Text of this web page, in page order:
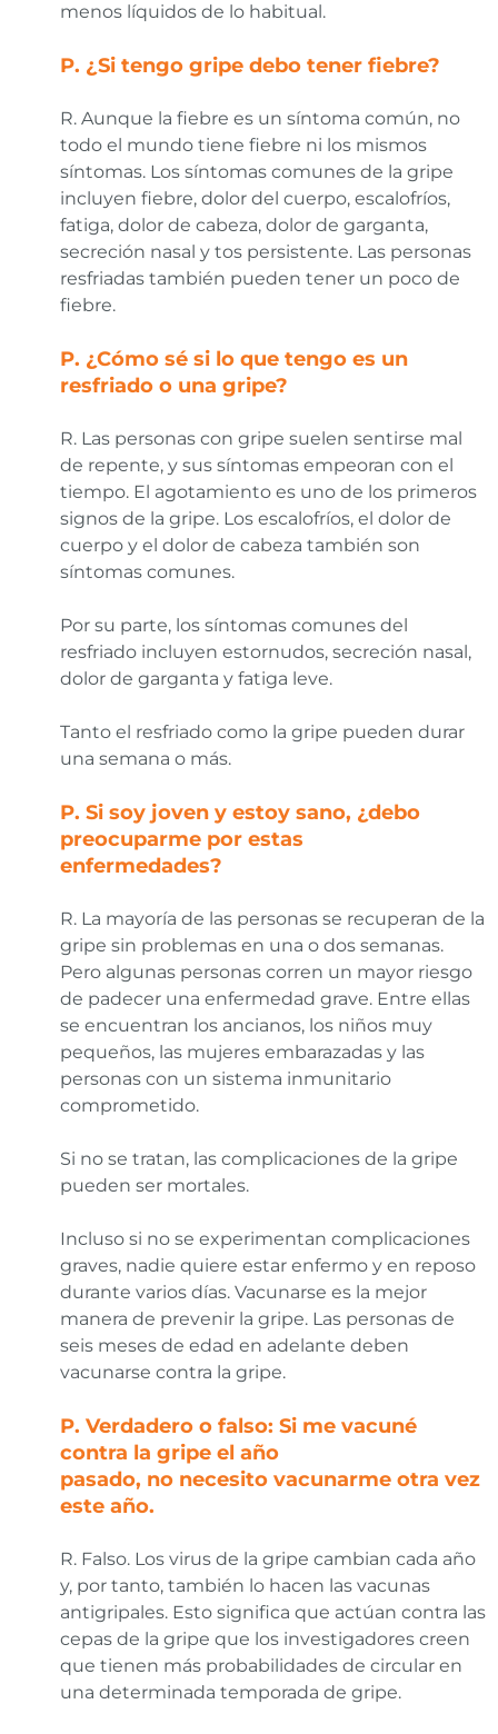
menos líquidos de lo habitual.
P. ¿Si tengo gripe debo tener fiebre?
R. Aunque la fiebre es un síntoma común, no
todo el mundo tiene fiebre ni los mismos
síntomas. Los síntomas comunes de la gripe
incluyen fiebre, dolor del cuerpo, escalofríos,
fatiga, dolor de cabeza, dolor de garganta,
secreción nasal y tos persistente. Las personas
resfriadas también pueden tener un poco de
fiebre.
P. ¿Cómo sé si lo que tengo es un
resfriado o una gripe?
R. Las personas con gripe suelen sentirse mal
de repente, y sus síntomas empeoran con el
tiempo. El agotamiento es uno de los primeros
signos de la gripe. Los escalofríos, el dolor de
cuerpo y el dolor de cabeza también son
síntomas comunes.
Por su parte, los síntomas comunes del
resfriado incluyen estornudos, secreción nasal,
dolor de garganta y fatiga leve.
Tanto el resfriado como la gripe pueden durar
una semana o más.
P. Si soy joven y estoy sano, ¿debo
preocuparme por estas
enfermedades?
R. La mayoría de las personas se recuperan de la
gripe sin problemas en una o dos semanas.
Pero algunas personas corren un mayor riesgo
de padecer una enfermedad grave. Entre ellas
se encuentran los ancianos, los niños muy
pequeños, las mujeres embarazadas y las
personas con un sistema inmunitario
comprometido.
Si no se tratan, las complicaciones de la gripe
pueden ser mortales.
Incluso si no se experimentan complicaciones
graves, nadie quiere estar enfermo y en reposo
durante varios días. Vacunarse es la mejor
manera de prevenir la gripe. Las personas de
seis meses de edad en adelante deben
vacunarse contra la gripe.
P. Verdadero o falso: Si me vacuné
contra la gripe el año
pasado, no necesito vacunarme otra vez
este año.
R. Falso. Los virus de la gripe cambian cada año
y, por tanto, también lo hacen las vacunas
antigripales. Esto significa que actúan contra las
cepas de la gripe que los investigadores creen
que tienen más probabilidades de circular en
una determinada temporada de gripe.